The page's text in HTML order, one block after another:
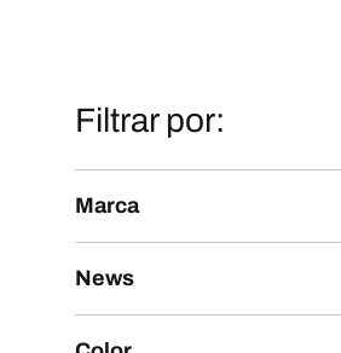
Filtrar por:
Marca
News